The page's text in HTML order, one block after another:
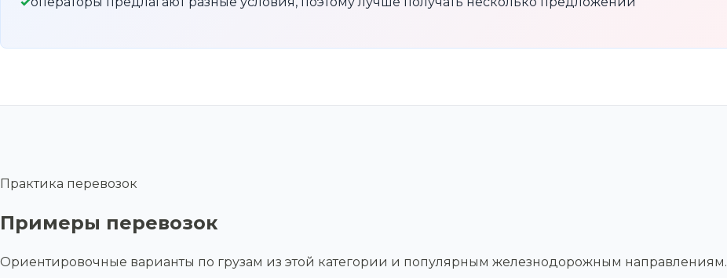
Практика перевозок
Примеры перевозок
Ориентировочные варианты по грузам из этой категории и популярным железнодорожным направлениям.